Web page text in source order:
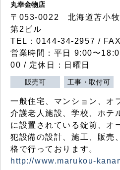
丸幸金物店
〒053-0022 北海道苫小
第2ビル
TEL：0144-34-2957 /
営業時間：平日 9:00〜
00 / 定休日：日曜日
販売可 工事・取付可
一般住宅、マンション、オ
介護老人施設、学校、ホテ
に設置されている錠前、オ
犯設備の設計、施工、販売
格で行っております。
http://www.marukou-